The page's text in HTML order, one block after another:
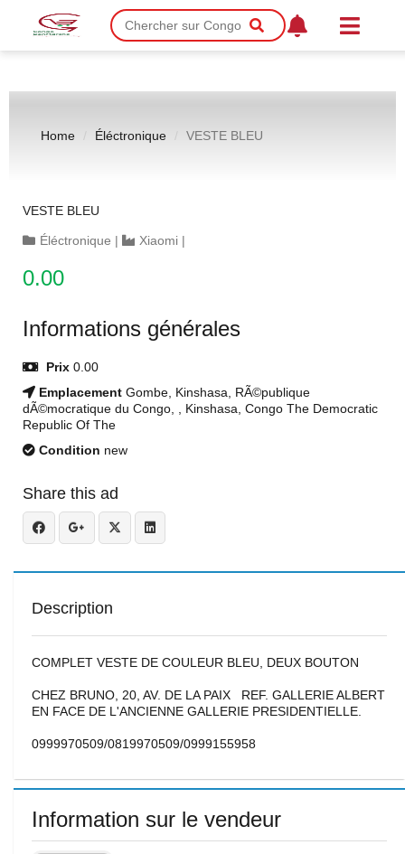
Home Éléctronique VESTE BLEU
VESTE BLEU
Éléctronique | Xiaomi |
0.00
Informations générales
Prix 0.00
Emplacement Gombe, Kinshasa, RÃ©publique
dÃ©mocratique du Congo, , Kinshasa, Congo The Democratic
Republic Of The
Condition new
Share this ad
Description
COMPLET VESTE DE COULEUR BLEU, DEUX BOUTON
CHEZ BRUNO, 20, AV. DE LA PAIX REF. GALLERIE ALBERT
EN FACE DE L'ANCIENNE GALLERIE PRESIDENTIELLE.
0999970509/0819970509/0999155958
Information sur le vendeur